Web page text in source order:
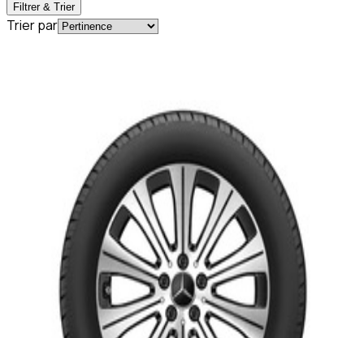
Filtrer & Trier
Trier par
Pack 4 Roues complètes HIVER 18 Pouces
EQA & EQB W243